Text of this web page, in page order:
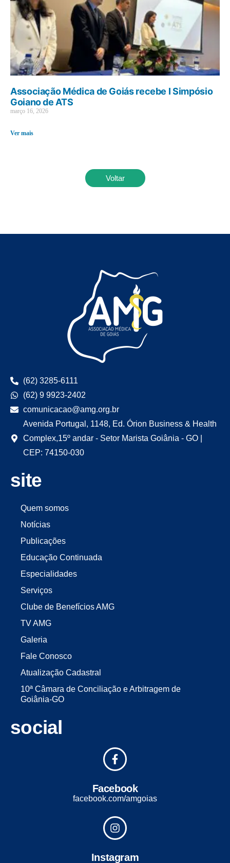
Associação Médica de Goiás recebe I Simpósio
Goiano de ATS
março 16, 2026
Ver mais
Voltar
(62) 3285-6111
(62) 9 9923-2402
comunicacao@amg.org.br
Avenida Portugal, 1148, Ed. Órion Business & Health
Complex,15º andar - Setor Marista Goiânia - GO |
CEP: 74150-030
site
Quem somos
Notícias
Publicações
Educação Continuada
Especialidades
Serviços
Clube de Benefícios AMG
TV AMG
Galeria
Fale Conosco
Atualização Cadastral
10ª Câmara de Conciliação e Arbitragem de
Goiânia-GO
social
Facebook
facebook.com/amgoias
Instagram